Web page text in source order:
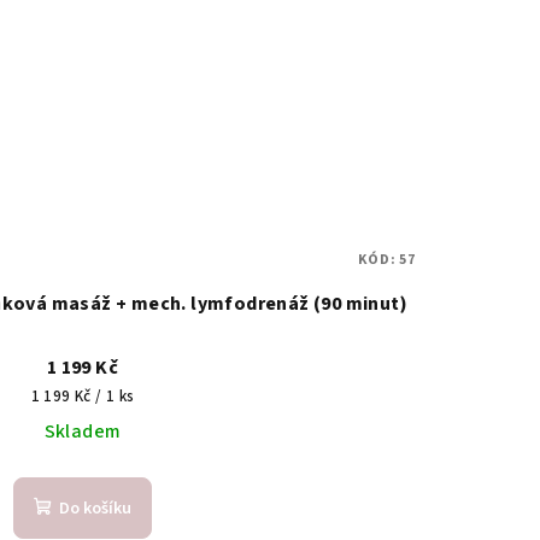
masáž + mech. lymfodrenáž (90 minut)
1 199 Kč
Měrná
cena:
1 199 Kč / 1 ks
Skladem
Do košíku
KÓD:57